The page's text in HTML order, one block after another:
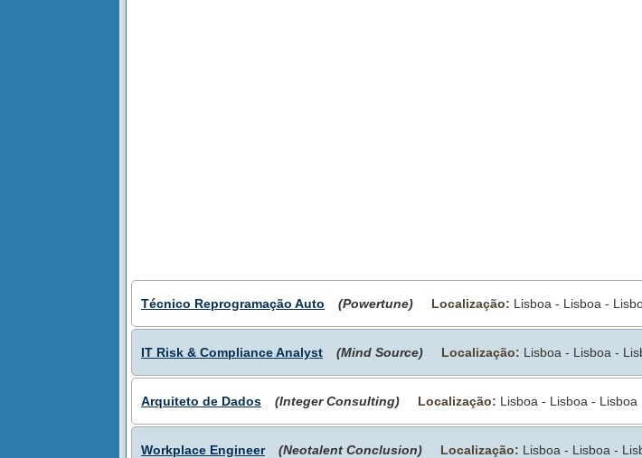
Técnico Reprogramação Auto (Powertune) Localização: Lisboa - Lisboa -
IT Risk & Compliance Analyst (Mind Source) Localização: Lisboa - Lisboa -
Arquiteto de Dados (Integer Consulting) Localização: Lisboa - Lisboa - Lisboa
Workplace Engineer (Neotalent Conclusion) Localização: Lisboa - Lisboa -